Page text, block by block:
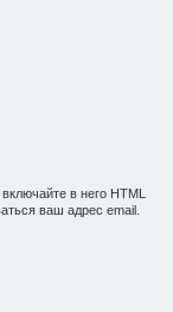
в него HTML
ваш адрес email.